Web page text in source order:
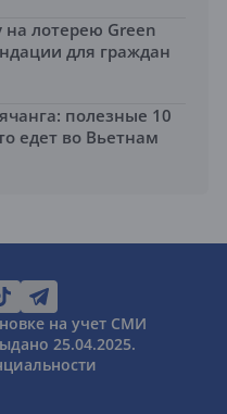
на лотерею Green
для граждан
полезные 10
едет во Вьетнам
на учет СМИ
25.04.2025.